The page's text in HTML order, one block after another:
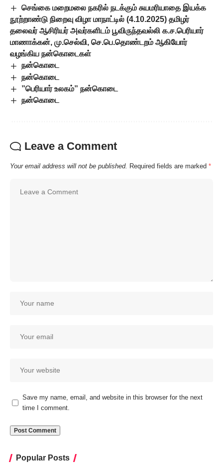
செங்கை மறைமலை நகரில் நடக்கும் சுயமரியாதை இயக்க
நூற்றாண்டு நிறைவு விழா மாநாட்டில் (4.10.2025) தமிழர்
தலைவர் ஆசிரியர் அவர்களிடம் பூவிருந்தவல்லி க.ச.பெரியார்
மாணாக்கன், மு.செல்வி, செ.பெ.தொண்டறம் ஆகியோர்
வழங்கிய நன்கொடைகள்
நன்கொடை
நன்கொடை
”பெரியார் உலகம்” நன்கொடை
நன்கொடை
Leave a Comment
Your email address will not be published. Required fields are marked *
Save my name, email, and website in this browser for the next
time I comment.
Popular Posts